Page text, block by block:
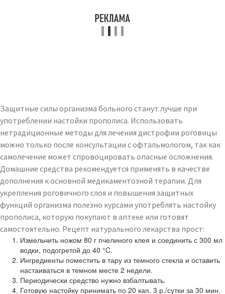
Защитные силы организма больного станут лучше при
употреблении настойки прополиса. Использовать
нетрадиционные методы для лечения дистрофии роговицы
можно только после консультации с офтальмологом, так как
самолечение может спровоцировать опасные осложнения.
Домашние средства рекомендуется применять в качестве
дополнения к основной медикаментозной терапии. Для
укрепления роговичного слоя и повышения защитных
функций организма полезно курсами употреблять настойку
прополиса, которую покупают в аптеке или готовят
самостоятельно. Рецепт натурального лекарства прост:
Измельчить ножом 80 г пчелиного клея и соединить с 300 мл
водки, подогретой до 40 °C.
Ингредиенты поместить в тару из темного стекла и оставить
настаиваться в темном месте 2 недели.
Периодически средство нужно взбалтывать.
Готовую настойку принимать по 20 кап. 3 р./сутки за 30 мин.